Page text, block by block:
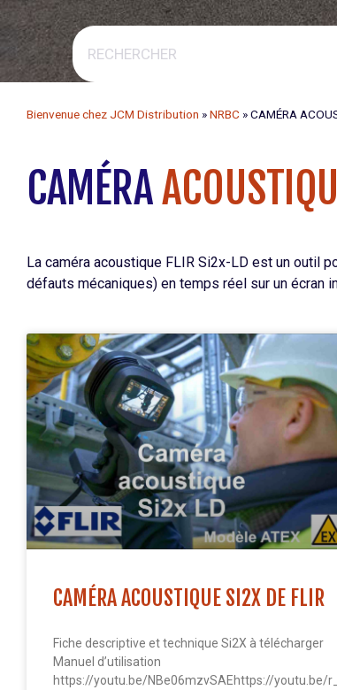
Bienvenue chez JCM Distribution »NRBC »CAMÉRA
CAMÉRA
La caméra acoustique FLIR Si2x-LD est un outil
défauts mécaniques) en temps réel sur un écran
CAMÉRA ACOUSTIQUE SI2X DE FLIR
Fiche descriptive et technique Si2X à télécharger
Manuel d’utilisation
https://youtu.be/NBe06mzvSAEhttps://youtu.be/